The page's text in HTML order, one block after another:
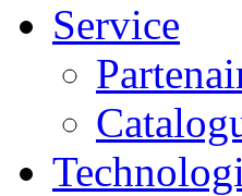
Service